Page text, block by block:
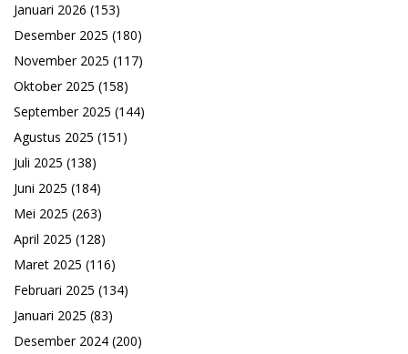
Januari 2026 (153)
Desember 2025 (180)
November 2025 (117)
Oktober 2025 (158)
September 2025 (144)
Agustus 2025 (151)
Juli 2025 (138)
Juni 2025 (184)
Mei 2025 (263)
April 2025 (128)
Maret 2025 (116)
Februari 2025 (134)
Januari 2025 (83)
Desember 2024 (200)